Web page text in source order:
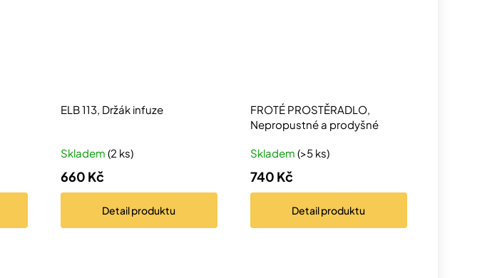
ELB 113, Držák infuze
Skladem(2 ks)
660 Kč
Detailproduktu
FROTÉ PROSTĚRADLO,
Nepropustné a prodyšné
Skladem(>5 ks)
740 Kč
Detailproduktu